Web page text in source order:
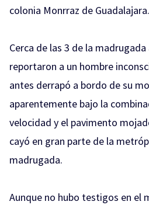
colonia Monrraz de Guadalajara.
Cerca de las 3 de la
reportaron a un hombre
antes derrapó a bordo de su
aparentemente bajo la
velocidad y el pavimento
cayó en gran parte de la
madrugada.
Aunque no hubo testigos en el